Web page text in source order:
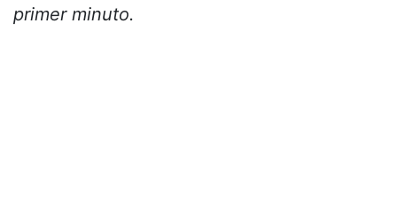
primer minuto.